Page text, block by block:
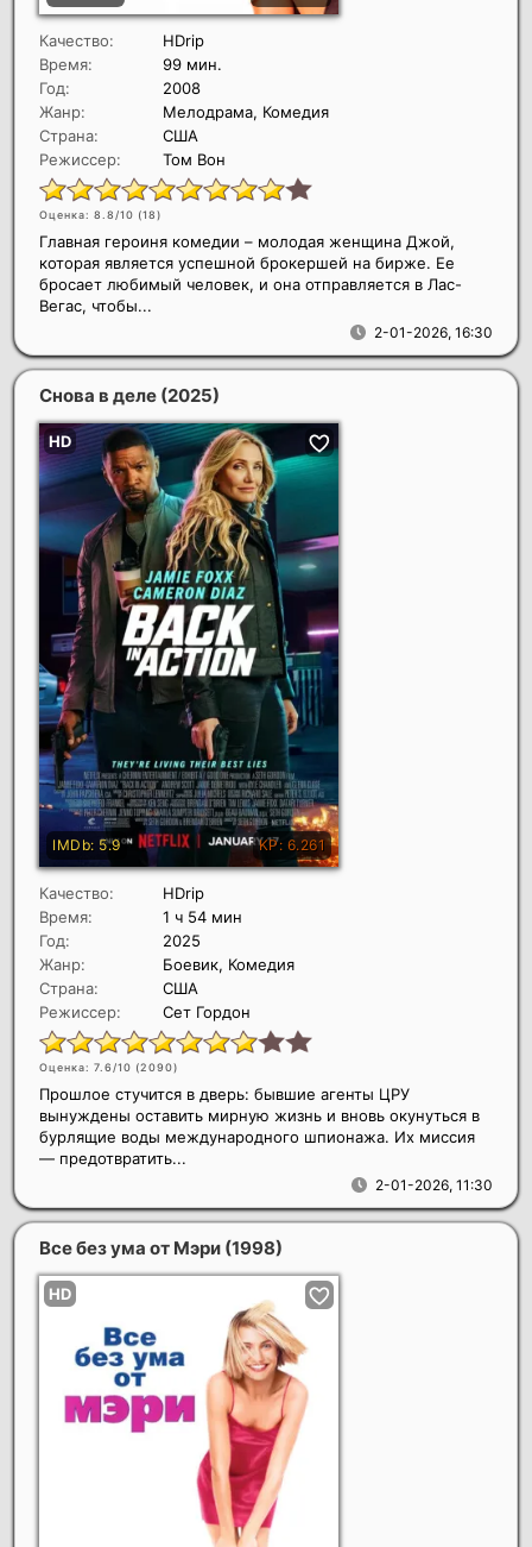
Качество:
HDrip
Время:
99 мин.
Год:
2008
Жанр:
Мелодрама, Комедия
Страна:
США
Режиссер:
Том Вон
Оценка: 8.8/10 (18)
2-01-2026, 16:30
Главная героиня комедии – молодая женщина Джой,
которая является успешной брокершей на бирже. Ее
бросает любимый человек, и она отправляется в Лас-
Вегас, чтобы...
Снова в деле (2025)
Качество:
HDrip
Время:
1 ч 54 мин
Год:
2025
Жанр:
Боевик, Комедия
Страна:
США
Режиссер:
Сет Гордон
Оценка: 7.6/10 (2090)
2-01-2026, 11:30
Прошлое стучится в дверь: бывшие агенты ЦРУ
вынуждены оставить мирную жизнь и вновь окунуться в
бурлящие воды международного шпионажа. Их миссия
— предотвратить...
Все без ума от Мэри (1998)